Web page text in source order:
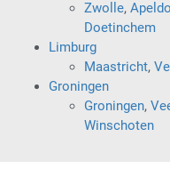
Zwolle,
Doetinchem
Limburg
Maastricht,
Groningen
Groningen,
Winschoten